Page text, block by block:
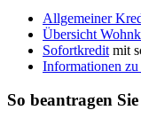
Allgemeiner
Übersicht
Sofortkredit mit
Informationen
So beantragen